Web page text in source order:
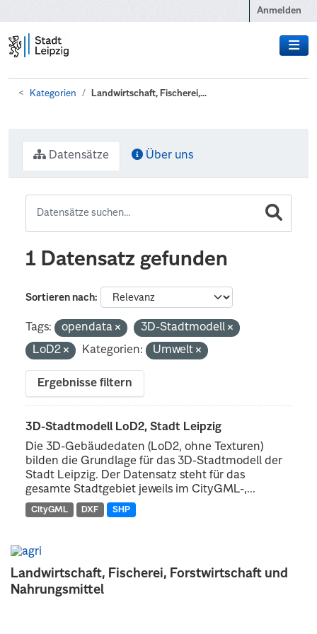
Anmelden
Kategorien Landwirtschaft, Fischerei,...
Landwirtschaft, Fischerei, Forstwirtschaft und
Nahrungsmittel
Datensätze Über uns
1 Datensatz gefunden
Sortieren nach
Tags: opendata
3D-Stadtmodell
LoD2
Kategorien: Umwelt
Ergebnisse filtern
3D-Stadtmodell LoD2, Stadt Leipzig
Die 3D-Gebäudedaten (LoD2, ohne Texturen)
bilden die Grundlage für das 3D-Stadtmodell der
Stadt Leipzig. Der Datensatz steht für das
gesamte Stadtgebiet jeweils im CityGML-,...
CityGML DXF SHP